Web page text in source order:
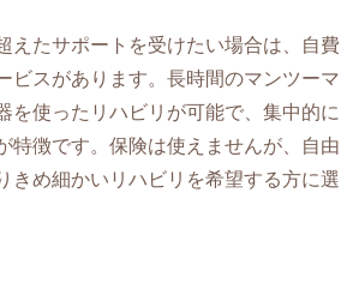
えたサポートを受けたい場合は、自費
ビスがあります。長時間のマンツーマ
を使ったリハビリが可能で、集中的に
特徴です。保険は使えませんが、自由
きめ細かいリハビリを希望する方に選